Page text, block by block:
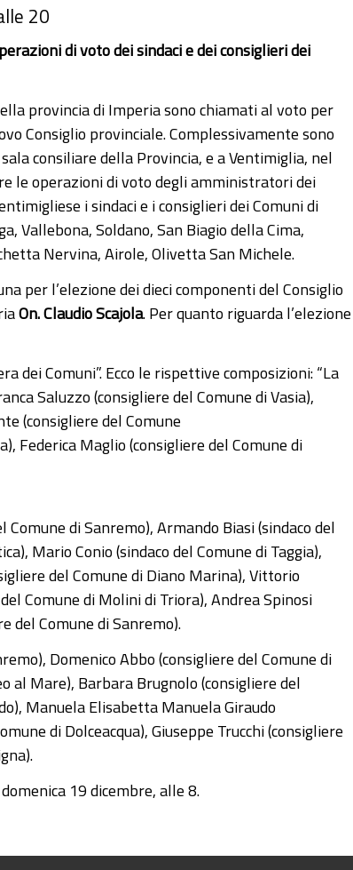
20
di voto dei sindaci e dei consiglieri dei
provincia di Imperia sono chiamati al voto per
Consiglio provinciale. Complessivamente sono
consiliare della Provincia, e a Ventimiglia, nel
le operazioni di voto degli amministratori dei
i sindaci e i consiglieri dei Comuni di
Vallebona, Soldano, San Biagio della Cima,
Nervina, Airole, Olivetta San Michele.
per l’elezione dei dieci componenti del Consiglio
On. Claudio Scajola. Per quanto riguarda l’elezione
dei Comuni”. Ecco le rispettive composizioni: “La
Saluzzo (consigliere del Comune di Vasia),
(consigliere del Comune
Federica Maglio (consigliere del Comune di
Comune di Sanremo), Armando Biasi (sindaco del
Mario Conio (sindaco del Comune di Taggia),
del Comune di Diano Marina), Vittorio
Comune di Molini di Triora), Andrea Spinosi
del Comune di Sanremo).
Domenico Abbo (consigliere del Comune di
al Mare), Barbara Brugnolo (consigliere del
Manuela Elisabetta Manuela Giraudo
di Dolceacqua), Giuseppe Trucchi (consigliere
19 dicembre, alle 8.